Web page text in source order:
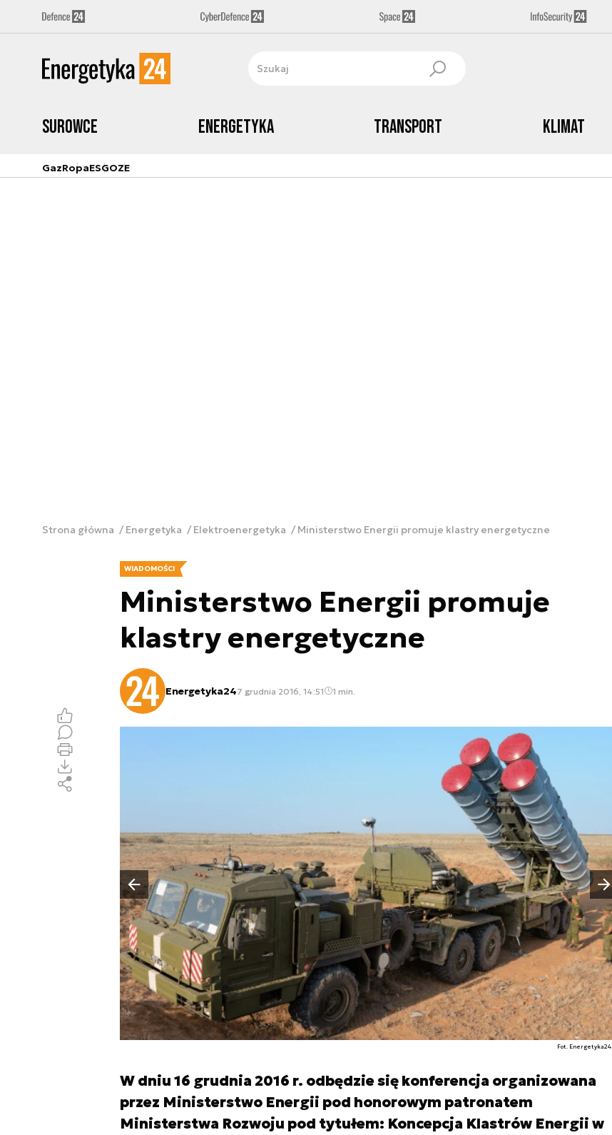
Surowce Energetyka Transport Klimat
GazRopaESGOZE
Strona główna Energetyka Elektroenergetyka Ministerstwo Energii promuje klastry energetyczne
WIADOMOŚCI
Ministerstwo Energii promuje
klastry energetyczne
Energetyka247 grudnia 2016, 14:51 1 min.
Fot. Energetyka24
Poprzedni slajd
Następny slajd
W dniu 16 grudnia 2016 r. odbędzie się konferencja organizowana
przez Ministerstwo Energii pod honorowym patronatem
Ministerstwa Rozwoju pod tytułem: Koncepcja Klastrów Energii w